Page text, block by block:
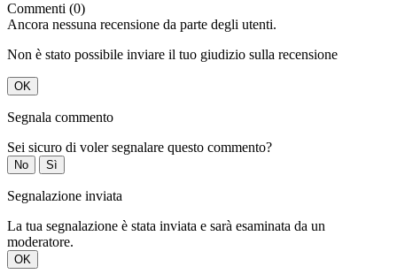
Commenti (0)
Ancora nessuna recensione da parte degli utenti.
Non è stato possibile inviare il tuo giudizio sulla recensione
OK
Segnala commento
Sei sicuro di voler segnalare questo commento?
No Sì
Segnalazione inviata
La tua segnalazione è stata inviata e sarà esaminata da un
moderatore.
OK